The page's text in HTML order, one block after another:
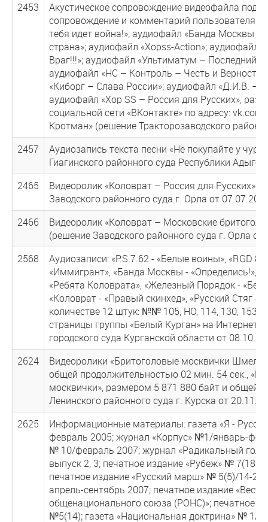
2453
Акустическое сопровождение видеофайла под
сопровождение и комментарий пользователя
тебя идет война!»; аудиофайл «Банда Москвы
страна»; аудиофайл «Xopss-Action»;
Враг!!!»; аудиофайл «Ультиматум – Последний
аудиофайл «НС – Контроль – Честь и
«Киборг – Слава России»; аудиофайл «Д.И.В. –
аудиофайл «Хор SS – Россия для Русских»,
социальной сети «ВКонтакте» по адресу:
Кротман» (решение Тракторозаводского
2457
Аудиозапись текста песни «Не покупайте у
Гиагинского районного суда Республики
2465
Видеоролик «Коловрат – Россия для Русских»,
Заводского районного суда г. Орла от
2466
Видеоролик «Коловрат – Московские
(решение Заводского районного суда г. Орла от
2568
Аудиозаписи: «P.S.7.62 - «Белые воины», «RGD
«Иммигрант», «Банда Москвы - «Определись!»,
«Ребята Коловрата», «Железный Порядок -
«Коловрат - «Правый скинхед», «Русский Стяг
количестве 12 штук: №№ 105, НО, 114, 130, 153,
страницы группы «Белый Курган» на Интернет-
городского суда Курганской области от
2624
Видеоролики «Бритоголовые москвички Шмели
общей продолжительностью 02 мин. 54 сек.,
москвички», размером 5 871 880 байт и общей
Ленинского районного суда г. Курска от
2625
Информационные материалы: газета «Я -
февраль 2005; журнал «Корпус» №1/январь-
№ 10/февраль 2007; журнал «Радикальный
выпуск 2, 3; печатное издание «Рубеж» №
печатное издание «Русский марш» № 5(5)/14-
апрель-сентябрь 2007; печатное издание
общенационального союза (РОНС)»; печатное
№5(14); газета «Национальная доктрина» № 1/